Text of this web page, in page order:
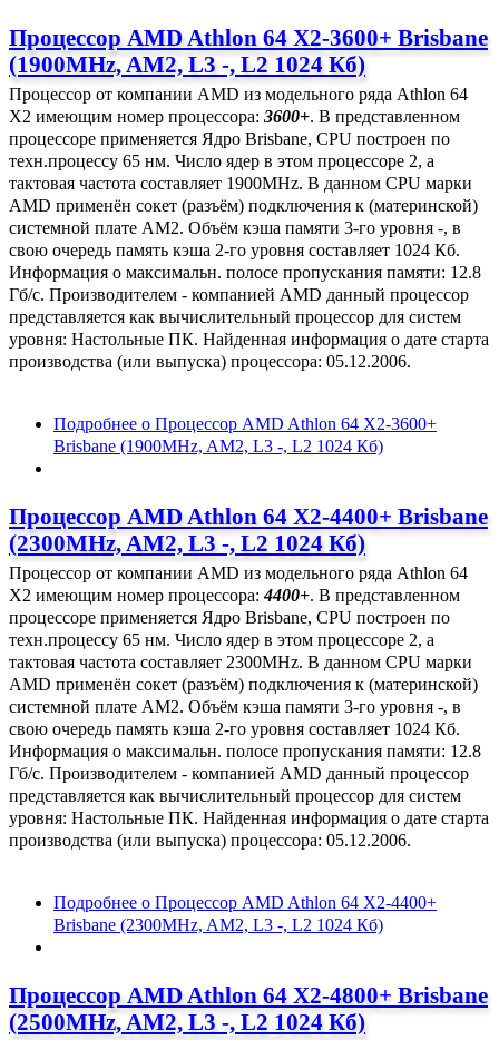
Процессор AMD Athlon 64 X2-3600+ Brisbane
(1900MHz, AM2, L3 -, L2 1024 Кб)
Процессор от компании AMD из модельного ряда Athlon 64
X2 имеющим номер процессора: 3600+. В представленном
процессоре применяется Ядро Brisbane, CPU построен по
техн.процессу 65 нм. Число ядер в этом процессоре 2, а
тактовая частота составляет 1900MHz. В данном CPU марки
AMD применён сокет (разъём) подключения к (материнской)
системной плате AM2. Объём кэша памяти 3-го уровня -, в
свою очередь память кэша 2-го уровня составляет 1024 Кб.
Информация о максимальн. полосе пропускания памяти: 12.8
Гб/с. Производителем - компанией AMD данный процессор
представляется как вычислительный процессор для систем
уровня: Настольные ПК. Найденная информация о дате старта
производства (или выпуска) процессора: 05.12.2006.
Подробнее о Процессор AMD Athlon 64 X2-3600+
Brisbane (1900MHz, AM2, L3 -, L2 1024 Кб)
Процессор AMD Athlon 64 X2-4400+ Brisbane
(2300MHz, AM2, L3 -, L2 1024 Кб)
Процессор от компании AMD из модельного ряда Athlon 64
X2 имеющим номер процессора:4400+. В представленном
процессоре применяется Ядро Brisbane, CPU построен по
техн.процессу 65 нм. Число ядер в этом процессоре 2, а
тактовая частота составляет 2300MHz. В данном CPU марки
AMD применён сокет (разъём) подключения к (материнской)
системной плате AM2. Объём кэша памяти 3-го уровня -, в
свою очередь память кэша 2-го уровня составляет 1024 Кб.
Информация о максимальн. полосе пропускания памяти: 12.8
Гб/с. Производителем - компанией AMD данный процессор
представляется как вычислительный процессор для систем
уровня: Настольные ПК. Найденная информация о дате старта
производства (или выпуска) процессора: 05.12.2006.
Подробнее о Процессор AMD Athlon 64 X2-4400+
Brisbane (2300MHz, AM2, L3 -, L2 1024 Кб)
Процессор AMD Athlon 64 X2-4800+ Brisbane
(2500MHz, AM2, L3 -, L2 1024 Кб)